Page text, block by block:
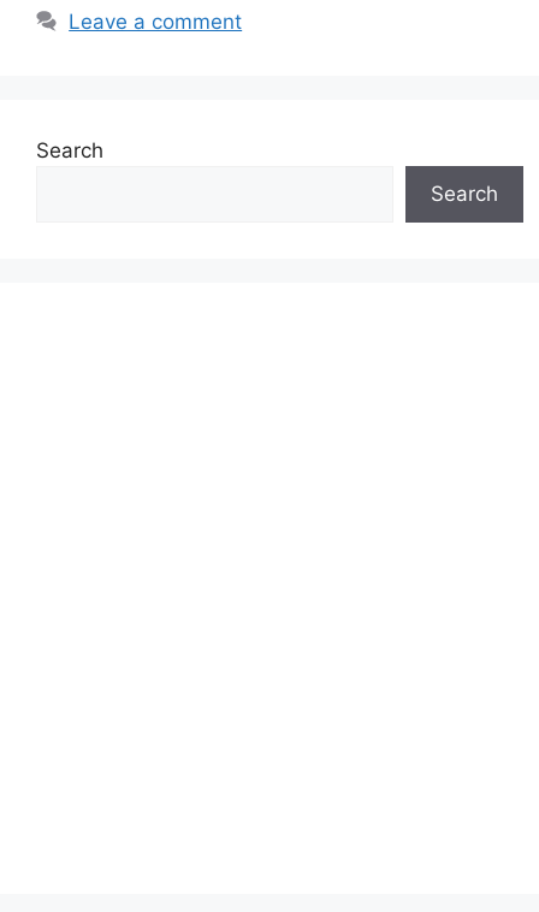
Leave a comment
Search
Search